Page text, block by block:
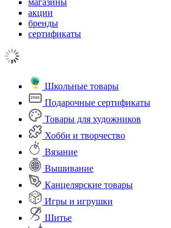
магазины
акции
бренды
сертификаты
Школьные товары
Подарочные сертификаты
Товары для художников
Хобби и творчество
Вязание
Вышивание
Канцелярские товары
Игры и игрушки
Шитье